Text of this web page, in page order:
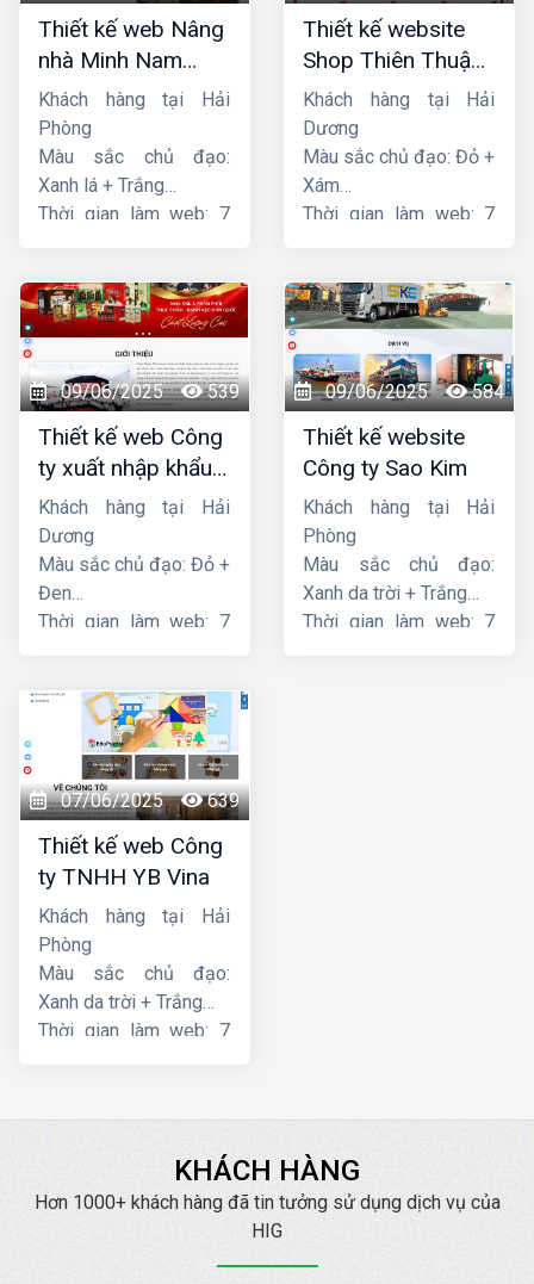
Thiết kế web Nâng
nhà Minh Nam
Hoàng
Khách hàng tại Hải
Phòng
Màu sắc chủ đạo:
Xanh lá + Trắng
Thời gian làm web: 7
Thiết kế website
Shop Thiên Thuận
Phát
Khách hàng tại Hải
Dương
Màu sắc chủ đạo: Đỏ +
Xám
Thời gian làm web: 7
09/06/2025 539
Thiết kế web Công
ty xuất nhập khẩu
Thiên Thuận Phát
Khách hàng tại Hải
Dương
Màu sắc chủ đạo: Đỏ +
Đen
Thời gian làm web: 7
09/06/2025 584
Thiết kế website
Công ty Sao Kim
Khách hàng tại Hải
Phòng
Màu sắc chủ đạo:
Xanh da trời + Trắng
Thời gian làm web: 7
07/06/2025 639
Thiết kế web Công
ty TNHH YB Vina
Khách hàng tại Hải
Phòng
Màu sắc chủ đạo:
Xanh da trời + Trắng
Thời gian làm web: 7
KHÁCH HÀNG
Hơn 1000+ khách hàng đã tin tưởng sử dụng dịch vụ của
HIG